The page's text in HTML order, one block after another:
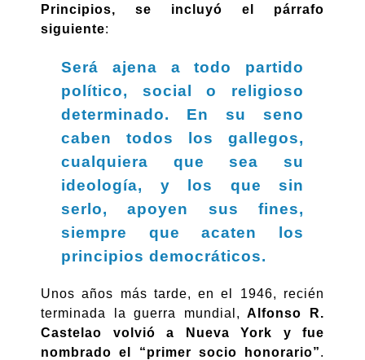
Principios, se incluyó el párrafo
siguiente:
Será ajena a todo partido
político, social o religioso
determinado. En su seno
caben todos los gallegos,
cualquiera que sea su
ideología, y los que sin
serlo, apoyen sus fines,
siempre que acaten los
principios democráticos.
Unos años más tarde, en el 1946, recién
terminada la guerra mundial, Alfonso R.
Castelao volvió a Nueva York y fue
nombrado el “primer socio honorario”.